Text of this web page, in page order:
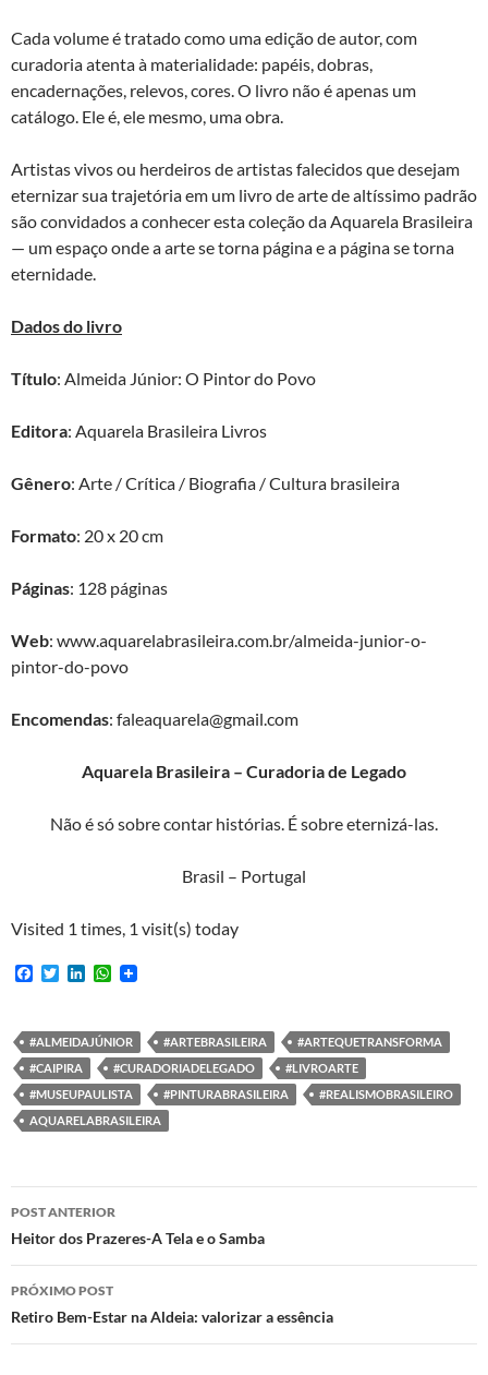
Cada volume é tratado como uma edição de autor, com
curadoria atenta à materialidade: papéis, dobras,
encadernações, relevos, cores. O livro não é apenas um
catálogo. Ele é, ele mesmo, uma obra.
Artistas vivos ou herdeiros de artistas falecidos que desejam
eternizar sua trajetória em um livro de arte de altíssimo padrão
são convidados a conhecer esta coleção da Aquarela Brasileira
— um espaço onde a arte se torna página e a página se torna
eternidade.
Dados do livro
Título: Almeida Júnior: O Pintor do Povo
Editora: Aquarela Brasileira Livros
Gênero: Arte / Crítica / Biografia / Cultura brasileira
Formato: 20 x 20 cm
Páginas: 128 páginas
Web: www.aquarelabrasileira.com.br/almeida-junior-o-
pintor-do-povo
Encomendas: faleaquarela@gmail.com
Aquarela Brasileira – Curadoria de Legado
Não é só sobre contar histórias. É sobre eternizá-las.
Brasil – Portugal
Visited 1 times, 1 visit(s) today
F
b
o
o
k
T
t
e
r
e
d
I
n
W
s
A
p
p
#ALMEIDAJÚNIOR #ARTEBRASILEIRA
#ARTEQUETRANSFORMA
#CAIPIRA
#CURADORIADELEGADO
#LIVROARTE
#MUSEUPAULISTA
#PINTURABRASILEIRA
#REALISMOBRASILEIRO
AQUARELABRASILEIRA
Navegação
de
posts
POST ANTERIOR
Heitor dos Prazeres-A Tela e o Samba
PRÓXIMO POST
Retiro Bem-Estar na Aldeia: valorizar a essência